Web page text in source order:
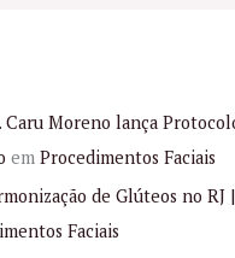
Caru Moreno lança
emProcedimentos Faciais
de Glúteos no RJ
Faciais